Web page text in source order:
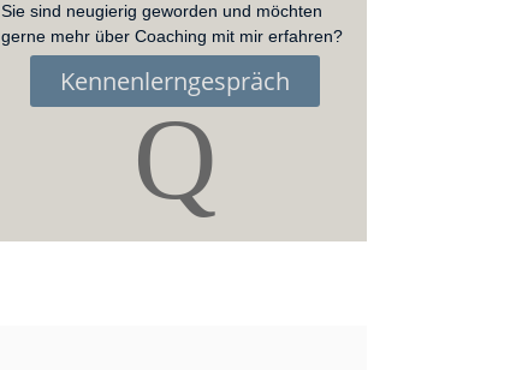
Sie sind neugierig geworden und möchten
gerne mehr über Coaching mit mir erfahren?
Kennenlerngespräch
Q